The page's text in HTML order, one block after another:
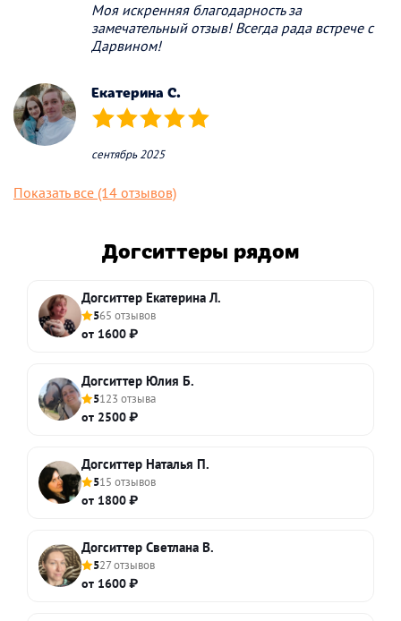
Моя искренняя благодарность за
замечательный отзыв! Всегда рада встрече с
Дарвином!
Екатерина С.
(*) (*) (*) (*) (*)
сентябрь 2025
Показать все (14 отзывов)
Догситтеры рядом
Догситтер Екатерина Л.
565 отзывов
от 1600 ₽
Догситтер Юлия Б.
5123 отзыва
от 2500 ₽
Догситтер Наталья П.
515 отзывов
от 1800 ₽
Догситтер Светлана В.
527 отзывов
от 1600 ₽